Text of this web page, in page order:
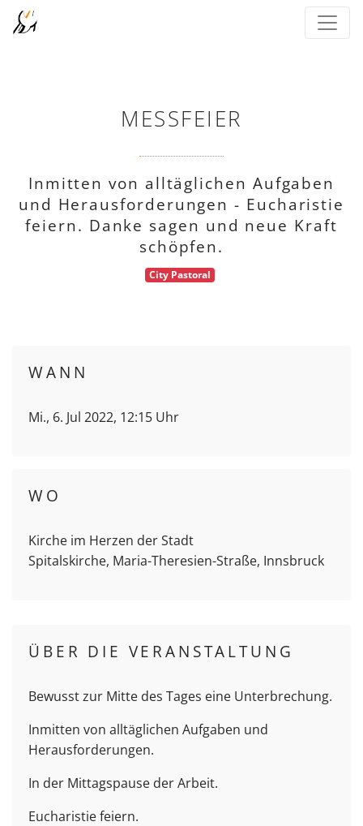
MESSFEIER
Inmitten von alltäglichen Aufgaben
und Herausforderungen - Eucharistie
feiern. Danke sagen und neue Kraft
schöpfen.
City Pastoral
WANN
Mi., 6. Jul 2022, 12:15 Uhr
WO
Kirche im Herzen der Stadt
Spitalskirche, Maria-Theresien-Straße, Innsbruck
ÜBER DIE VERANSTALTUNG
Bewusst zur Mitte des Tages eine Unterbrechung.
Inmitten von alltäglichen Aufgaben und
Herausforderungen.
In der Mittagspause der Arbeit.
Eucharistie feiern.